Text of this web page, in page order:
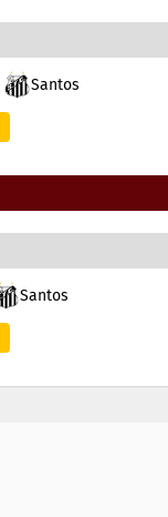
Santos
Santos